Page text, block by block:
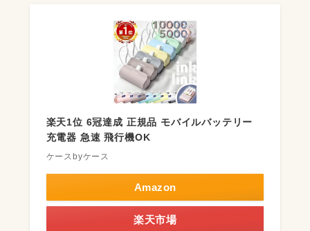
楽天1位 6冠達成 正規品 モバイルバッテリー
充電器 急速 飛行機OK
ケースbyケース
Amazon
楽天市場